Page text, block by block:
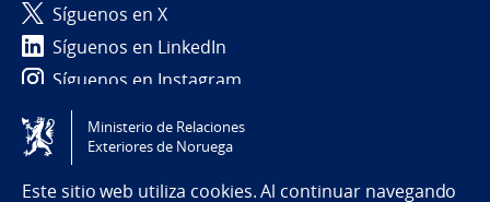
Síguenos en X
Síguenos en LinkedIn
Síguenos en Instagram
Tilgjengelighetserklæring / Accessibility statement
(NO)
Ministerio de Relaciones
Exteriores de Noruega
Este sitio web utiliza cookies. Al continuar navegando